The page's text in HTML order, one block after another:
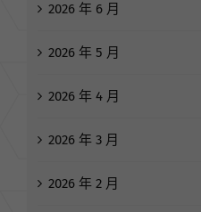
2026 年 6 月
2026 年 5 月
2026 年 4 月
2026 年 3 月
2026 年 2 月